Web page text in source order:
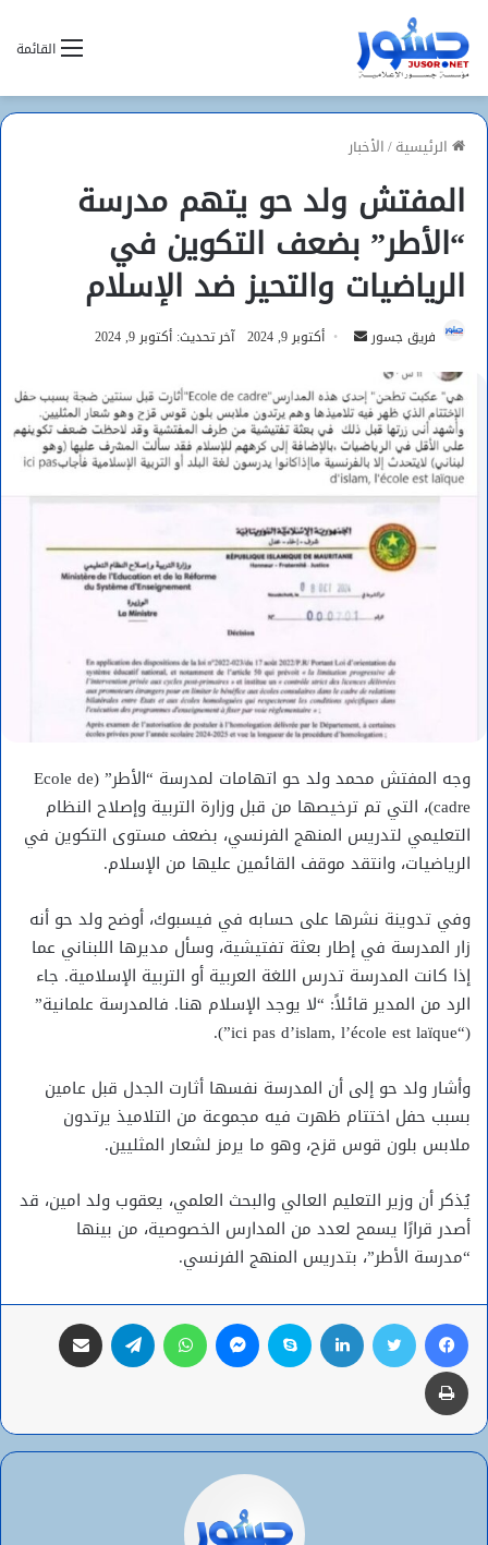
القائمة
الرئيسية/الأخبار
المفتش ولد حو يتهم مدرسة
“الأطر” بضعف التكوين في
الرياضيات والتحيز ضد الإسلام
فريق جسور
أرسل
إلكترونيا
أكتوبر 9, 2024 آخر تحديث: أكتوبر 9, 2024
وجه المفتش محمد ولد حو اتهامات لمدرسة “الأطر” (Ecole de
cadre)، التي تم ترخيصها من قبل وزارة التربية وإصلاح النظام
التعليمي لتدريس المنهج الفرنسي، بضعف مستوى التكوين في
الرياضيات، وانتقد موقف القائمين عليها من الإسلام.
وفي تدوينة نشرها على حسابه في فيسبوك، أوضح ولد حو أنه
زار المدرسة في إطار بعثة تفتيشية، وسأل مديرها اللبناني عما
إذا كانت المدرسة تدرس اللغة العربية أو التربية الإسلامية. جاء
الرد من المدير قائلاً: “لا يوجد الإسلام هنا. فالمدرسة علمانية”
(“ici pas d’islam, l’école est laïque”).
وأشار ولد حو إلى أن المدرسة نفسها أثارت الجدل قبل عامين
بسبب حفل اختتام ظهرت فيه مجموعة من التلاميذ يرتدون
ملابس بلون قوس قزح، وهو ما يرمز لشعار المثليين.
يُذكر أن وزير التعليم العالي والبحث العلمي، يعقوب ولد امين، قد
أصدر قرارًا يسمح لعدد من المدارس الخصوصية، من بينها
“مدرسة الأطر”، بتدريس المنهج الفرنسي.
فيسبوك تويتر لينكدإن سكايب ماسنجر واتساب تيلقرام
طباعة